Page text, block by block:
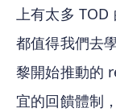
上有太多 TOD
都值得我們去
黎開始推動的
宜的回饋體制